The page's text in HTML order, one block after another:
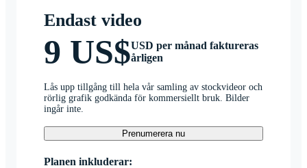
Endast video
9 US$USD per månad faktureras
årligen
Lås upp tillgång till hela vår samling av stockvideor och
rörlig grafik godkända för kommersiellt bruk. Bilder
ingår inte.
Prenumerera nu
Planen inkluderar: